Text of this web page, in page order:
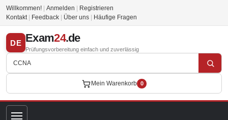
Willkommen! Anmelden
Registrieren
Kontakt
Feedback Über uns Häufige Fragen
DE Exam24.de
Prüfungsvorbereitung einfach und zuverlässig
Mein Warenkorb 0